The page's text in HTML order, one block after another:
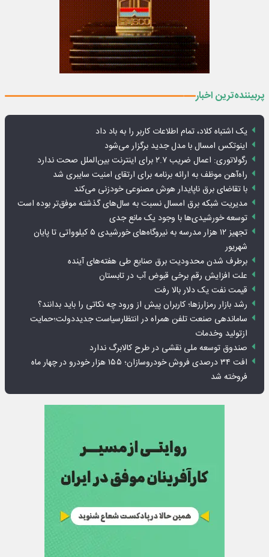
پربیننده‌ترین اخبار
یک اشتباه کلاد، تمام اطلاعات کاربر را به باد داد
اینوتکس امسال با مدل جدید برگزار می‌شود
رگولاتوری: اعمال ضریب ۲.۷ برای اینترنت بین‌الملل صحت ندارد
راه‌آهن موظف به ارائه برنامه برای ارتقای امنیت سایبری شد
با تقاضای برق ناپایدار هوش مصنوعی خودزنی می‌کند
مدیریت شبکه برق امسال نسبت به سال‌های گذشته موفق‌تر بوده است
توسعه خورشیدی‌ها با وجود یک مانع جدی
تجهیز ۱۲ هزار مدرسه به نیروگاه‌های خورشیدی ۵ کیلوواتی تا پایان
شهریور
برطرف شدن محدودیت‌ برق صنایع طی هفته‌های آینده
علت افزایش رقم برخی قبوض آب در تابستان
قیمت نفت یک دلار بالا رفت
رشد بازار رمزارزها؛ کاربران پیش از ورود چه نکاتی را باید بدانند؟
ساماندهی صنعت تلفن همراه در انتظارسیاست جدیددولت؛حمایت
ازتولید وخدمات
صندوق توسعه ملی نقشی در طرح کالابرگ ندارد
افت ۳۴ درصدی فروش خودروسازان؛ ۱۵۵ هزار خودرو در چهار ماه
فروخته شد